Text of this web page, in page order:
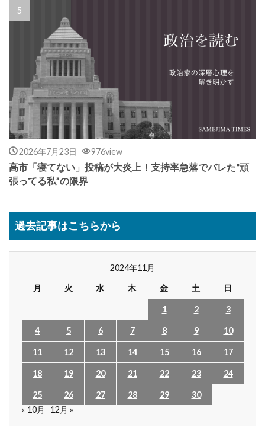
2026年7月23日 976view
高市「寝てない」投稿が大炎上！支持率急落でバレた“頑
張ってる私”の限界
過去記事はこちらから
2024年11月
月
火 水 木 金 土 日
1 2 3
4 5 6 7 8 9 10
11 12 13 14 15 16 17
18 19 20 21 22 23 24
25 26 27 28 29
30
« 10月
12月 »